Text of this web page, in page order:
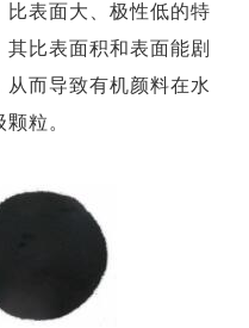
表面大、极性低的特
比表面积和表面能剧
而导致有机颜料在水
粒。